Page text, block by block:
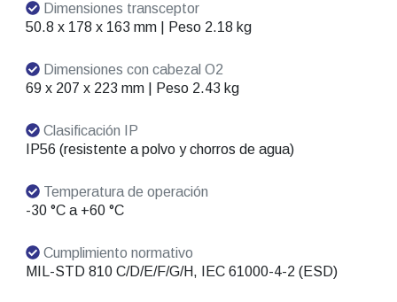
Dimensiones transceptor
50.8 x 178 x 163 mm | Peso 2.18 kg
Dimensiones con cabezal O2
69 x 207 x 223 mm | Peso 2.43 kg
Clasificación IP
IP56 (resistente a polvo y chorros de agua)
Temperatura de operación
-30 °C a +60 °C
Cumplimiento normativo
MIL-STD 810 C/D/E/F/G/H, IEC 61000-4-2 (ESD)